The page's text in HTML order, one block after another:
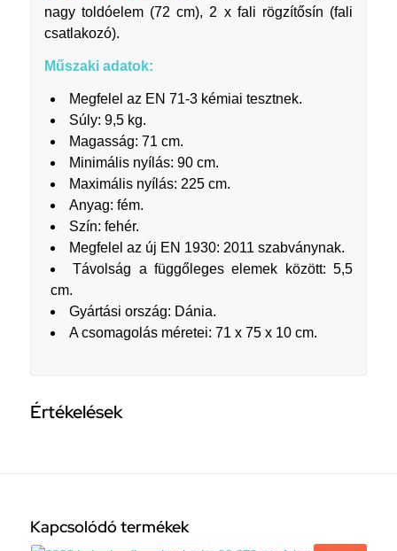
nagy toldóelem (72 cm), 2 x fali rögzítősín (fali
csatlakozó).
Műszaki adatok:
Megfelel az EN 71-3 kémiai tesztnek.
Súly: 9,5 kg.
Magasság: 71 cm.
Minimális nyílás: 90 cm.
Maximális nyílás: 225 cm.
Anyag: fém.
Szín: fehér.
Megfelel az új EN 1930: 2011 szabványnak.
Távolság a függőleges elemek között: 5,5
cm.
Gyártási ország: Dánia.
A csomagolás méretei: 71 x 75 x 10 cm.
Értékelések
Kapcsolódó termékek